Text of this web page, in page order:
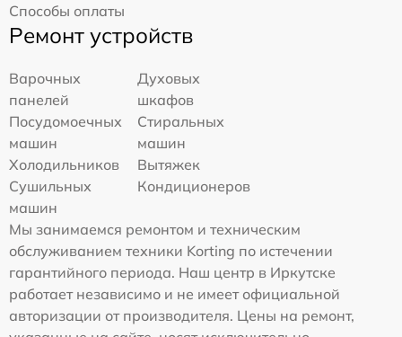
Способы оплаты
Ремонт устройств
Варочных
панелей
Духовых
шкафов
Посудомоечных
машин
Стиральных
машин
Холодильников
Вытяжек
Сушильных
машин
Кондиционеров
Мы занимаемся ремонтом и техническим
обслуживанием техники Korting по истечении
гарантийного периода. Наш центр в Иркутске
работает независимо и не имеет официальной
авторизации от производителя. Цены на ремонт,